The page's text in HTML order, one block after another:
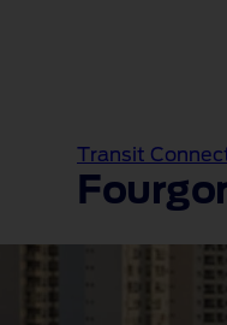
Transit